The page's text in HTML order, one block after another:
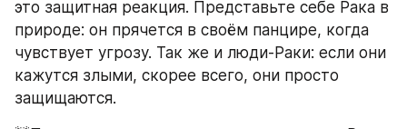
это защитная реакция. Представьте себе Рака в
природе: он прячется в своём панцире, когда
чувствует угрозу. Так же и люди-Раки: если они
кажутся злыми, скорее всего, они просто
защищаются.